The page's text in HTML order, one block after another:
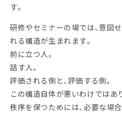
す。
研修やセミナーの場では、意図
れる構造が生まれます。
前に立つ人。
話す人。
評価される側と、評価する側。
この構造自体が悪いわけではあ
秩序を保つためには、必要な場